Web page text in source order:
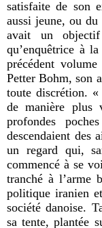
satisfaite de son
aussi jeune, ou
avait un
qu’enquêtrice à
précédent
Petter Bohm, son
toute discrétion. «
de manière plus
profondes
descendaient des
un regard qui,
commencé à se
tranché à l’arme
politique iranien
société danoise.
sa tente, plantée